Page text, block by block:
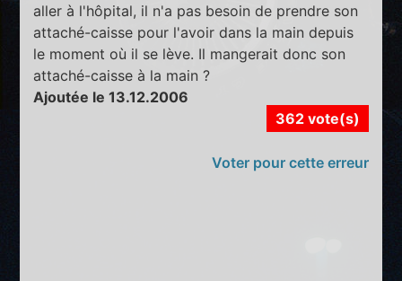
aller à l'hôpital, il n'a pas besoin de prendre son
attaché-caisse pour l'avoir dans la main depuis
le moment où il se lève. Il mangerait donc son
attaché-caisse à la main ?
Ajoutée le 13.12.2006
362 vote(s)
Voter pour cette erreur